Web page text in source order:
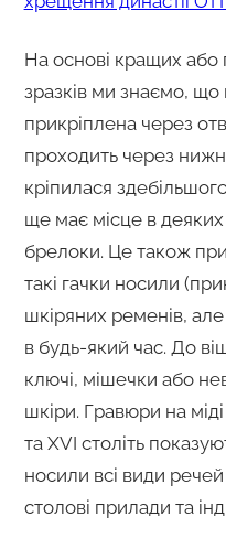
На основі кращих
зразків ми знаємо, що
прикріплена через
проходить через
кріпилася
ще має місце в деяких
брелоки. Це також
такі гачки носили
шкіряних ременів,
в будь-який час. До
ключі, мішечки або
шкіри. Гравюри на
та XVI століть
носили всі види
столові прилади та